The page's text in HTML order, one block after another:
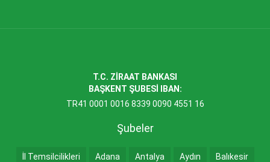
T.C. ZİRAAT BANKASI
BAŞKENT ŞUBESİ IBAN:
TR41 0001 0016 8339 0090 4551 16
Şubeler
İl Temsilcilikleri Adana Antalya Aydın Balıkesir